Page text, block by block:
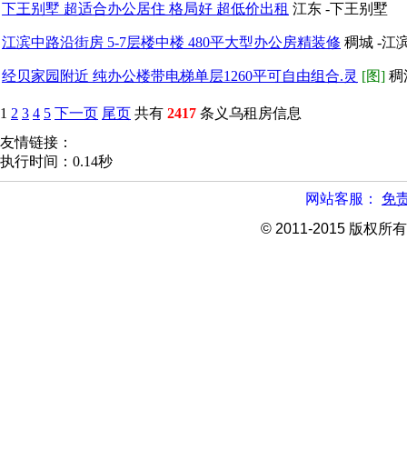
下王别墅 超适合办公居住 格局好 超低价出租 江东 -下王别墅
江滨中路沿街房 5-7层楼中楼 480平大型办公房精装修 稠城 -江
经贝家园附近 纯办公楼带电梯单层1260平可自由组合.灵 [图] 稠
1 2 3 4 5 下一页 尾页 共有 2417 条义乌租房信息
友情链接：
执行时间：0.14秒
网站客服：
免
© 2011-2015 版权所